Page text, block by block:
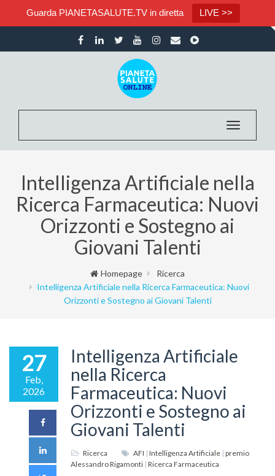
Guarda PIANETASALUTE.TV in diretta LIVE >>
Toggle
Intelligenza Artificiale nella
Ricerca Farmaceutica: Nuovi
Orizzonti e Sostegno ai
Giovani Talenti
Homepage
Ricerca
Intelligenza Artificiale nella Ricerca Farmaceutica: Nuovi
Orizzonti e Sostegno ai Giovani Talenti
27
Feb,
2026
Intelligenza Artificiale
nella Ricerca
Farmaceutica: Nuovi
Orizzonti e Sostegno ai
Giovani Talenti
Ricerca AFI | Intelligenza Artificiale | premio
Alessandro Rigamonti | Ricerca Farmaceutica